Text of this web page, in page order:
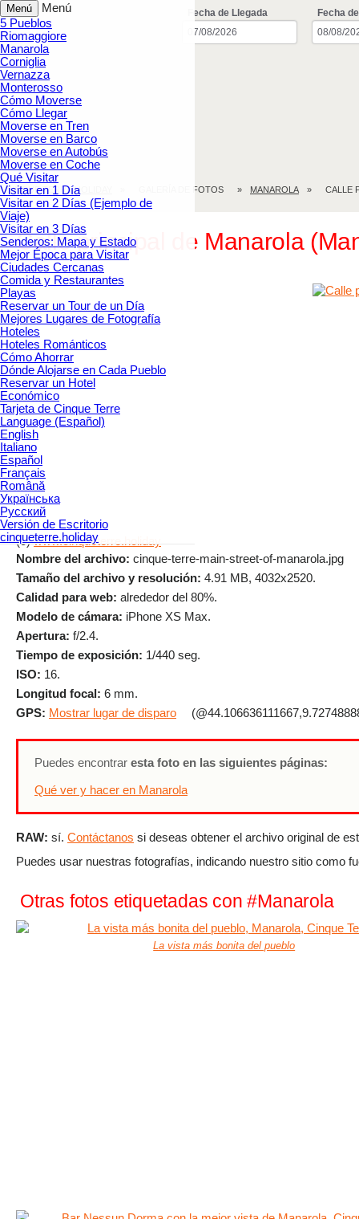
Menú
Menú
5 Pueblos
Riomaggiore
Manarola
Corniglia
Vernazza
Monterosso
Cómo Moverse
Cómo Llegar
Moverse en Tren
Moverse en Barco
Moverse en Autobús
Moverse en Coche
Qué Visitar
Visitar en 1 Día
Visitar en 2 Días (Ejemplo de
Viaje)
Visitar en 3 Días
Senderos: Mapa y Estado
Mejor Época para Visitar
Ciudades Cercanas
Comida y Restaurantes
Playas
Reservar un Tour de un Día
Mejores Lugares de Fotografía
Hoteles
Hoteles Románticos
Cómo Ahorrar
Dónde Alojarse en Cada Pueblo
Reservar un Hotel
Económico
Tarjeta de Cinque Terre
Language (Español)
English
Italiano
Español
Français
Română
Українська
Русский
Versión de Escritorio
cinqueterre.holiday
Fecha de Llegada Fecha
CINQUE TERRE.HOLIDAY GALERÍA DE FOTOS MANAROLA CALLE
Calle principal de Manarola
(c)www.cinqueterre.holiday
Nombre del archivo: cinque-terre-main-street-of-manarola.jpg
Tamaño del archivo y resolución: 4.91 MB, 4032x2520.
Calidad para web: alrededor del 80%.
Modelo de cámara: iPhone XS Max.
Apertura: f/2.4.
Tiempo de exposición: 1/440 seg.
ISO: 16.
Longitud focal: 6 mm.
GPS: Mostrar lugar de disparo
Puedes encontrar esta foto en las siguientes páginas:
Qué ver y hacer en Manarola
RAW: sí. Contáctanos si deseas obtener el archivo original de
Puedes usar nuestras fotografías, indicando nuestro sitio como
Otras fotos etiquetadas con #Manarola
La vista más bonita del pueblo